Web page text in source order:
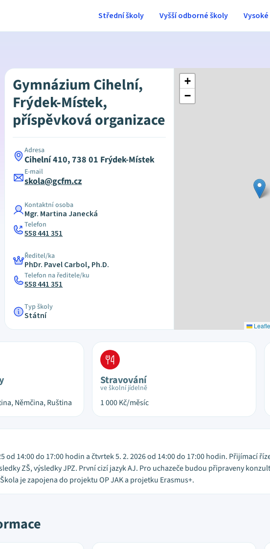
Střední školy Vyšší odborné školy
Gymnázium Cihelní,
Frýdek-Místek,
příspěvková organizace
Adresa
Cihelní 410, 738 01 Frýdek-Místek
E-mail
skola@gcfm.cz
Kontaktní osoba
Mgr. Martina Janecká
Telefon
558 441 351
Ředitel/ka
PhDr. Pavel Carbol, Ph.D.
Telefon na ředitele/ku
558 441 351
Typ školy
Státní
+
−
Němčina, Ruština
Stravování
ve školní jídelně
1 000Kč/měsíc
od 14:00 do 17:00 hodin a čtvrtek 5. 2. 2026 od 14:00 do 17:00 hodin. Přijímací
ZŠ, výsledky JPZ. První cizí jazyk AJ. Pro uchazeče budou připraveny
je zapojena do projektu OP JAK a projetku Erasmus+.